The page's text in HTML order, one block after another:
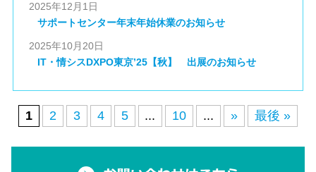
2025年12月1日
サポートセンター年末年始休業のお知らせ
2025年10月20日
IT・情シスDXPO東京’25【秋】 出展のお知らせ
1 2 3 4 5 ... 10 ... » 最後 »